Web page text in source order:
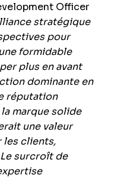
Officer
stratégique
pour
formidable
plus en avant
dominante en
réputation
marque solide
une valeur
les clients,
surcroît de